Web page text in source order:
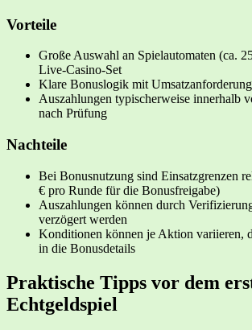
Vorteile
Große Auswahl an Spielautomaten (ca.
Live-Casino-Set
Klare Bonuslogik mit
Auszahlungen typischerweise innerhalb
nach Prüfung
Nachteile
Bei Bonusnutzung sind Einsatzgrenzen
€ pro Runde für die Bonusfreigabe)
Auszahlungen können durch
verzögert werden
Konditionen können je Aktion variieren,
in die Bonusdetails
Praktische Tipps vor dem
Echtgeldspiel